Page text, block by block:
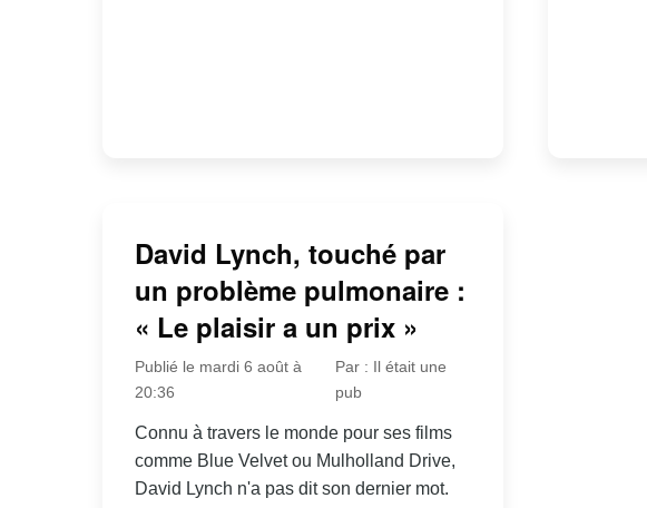
David Lynch, touché par
un problème pulmonaire :
« Le plaisir a un prix »
Publié le mardi 6 août à
20:36
Par : Il était une
pub
Connu à travers le monde pour ses films
comme Blue Velvet ou Mulholland Drive,
David Lynch n'a pas dit son dernier mot.